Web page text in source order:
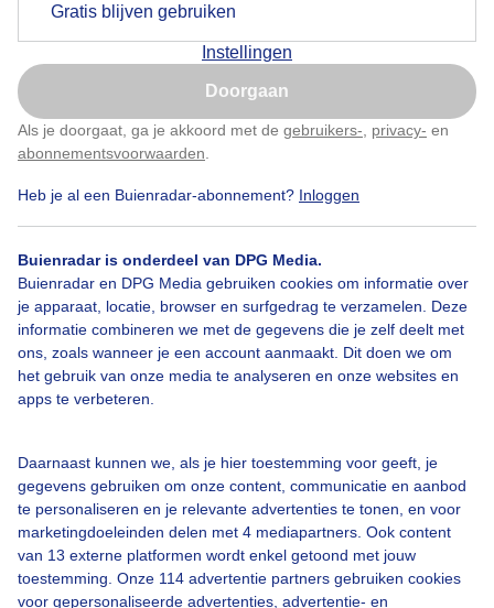
Gratis blijven gebruiken
Instellingen
Doorgaan
Als je doorgaat, ga je akkoord met de gebruikers- privacy- en
abonnementsvoorwaarden
Heb je al een Buienradar-abonnement? Inloggen
Buienradar is onderdeel van DPG Media.
Buienradar en DPG Media gebruiken cookies om informatie over
je apparaat, locatie, browser en surfgedrag te verzamelen. Deze
informatie combineren we met de gegevens die je zelf deelt met
ons, zoals wanneer je een account aanmaakt. Dit doen we om
het gebruik van onze media te analyseren en onze websites en
apps te verbeteren.
Daarnaast kunnen we, als je hier toestemming voor geeft, je
gegevens gebruiken om onze content, communicatie en aanbod
te personaliseren en je relevante advertenties te tonen, en voor
marketingdoeleinden delen met 4 mediapartners. Ook content
van 13 externe platformen wordt enkel getoond met jouw
toestemming. Onze 114 advertentie partners gebruiken cookies
voor gepersonaliseerde advertenties, advertentie- en
Toegankelijkheid
Gebruikersvoorwaarden
Buienradar Team
Privacy beleid
Cookie beleid
@BuienradarNL
Buienradar
Buienradar
© 2006 - 2026 RTL Nederland. Alle rechten voorbehouden. Geen tekst-
en datamining.
Nu niet, misschien later
Klik hierom dit aan te passen